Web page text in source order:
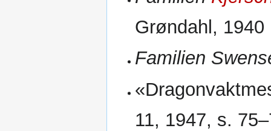
Grøndahl, 1940
Familien
11, 1947, s.